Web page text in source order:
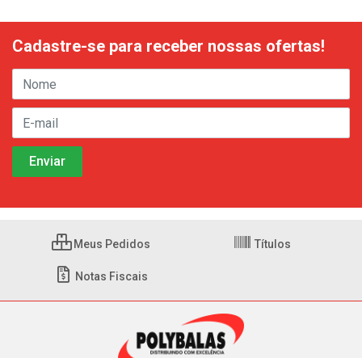
Cadastre-se para receber nossas ofertas!
Meus Pedidos Títulos
Notas Fiscais